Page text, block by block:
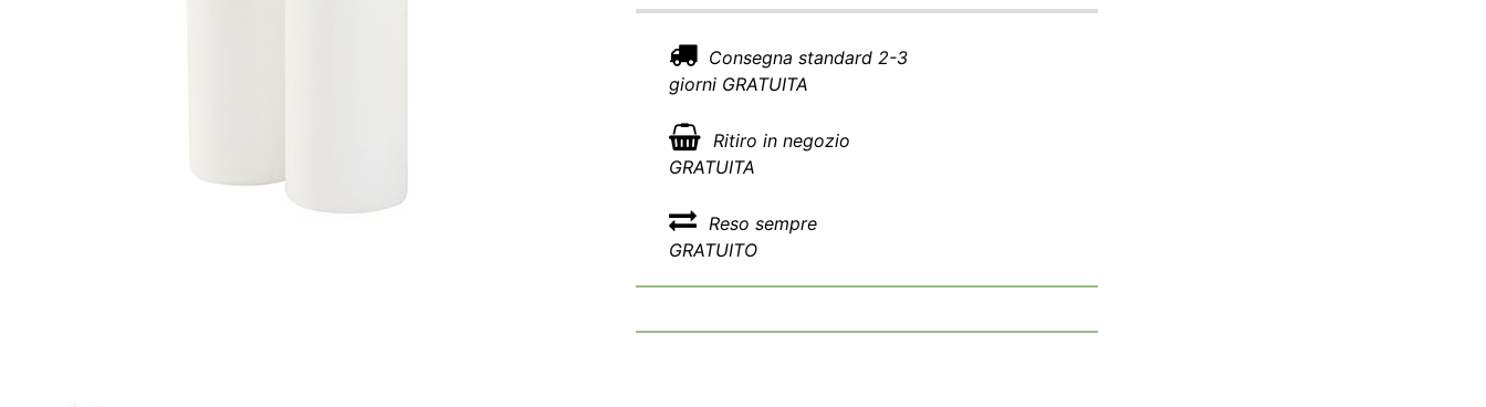
Consegna standard 2-3
giorni GRATUITA
Ritiro in negozio
GRATUITA
Reso sempre
GRATUITO